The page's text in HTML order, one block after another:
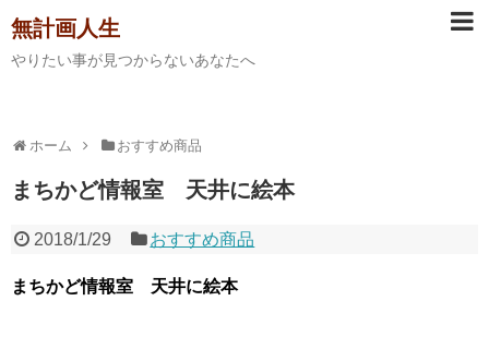
無計画人生
やりたい事が見つからないあなたへ
ホーム おすすめ商品
まちかど情報室 天井に絵本
2018/1/29 おすすめ商品
まちかど情報室 天井に絵本